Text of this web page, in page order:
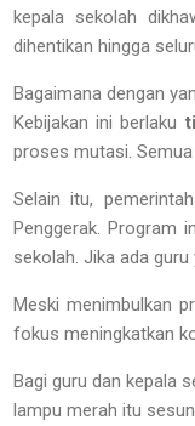
kepala sekolah
dihentikan hingga
Bagaimana dengan
Kebijakan ini berlaku
proses mutasi.
Selain itu,
Penggerak. Program
sekolah. Jika ada
Meski menimbulkan
fokus meningkatkan
Bagi guru dan kepala
lampu merah itu